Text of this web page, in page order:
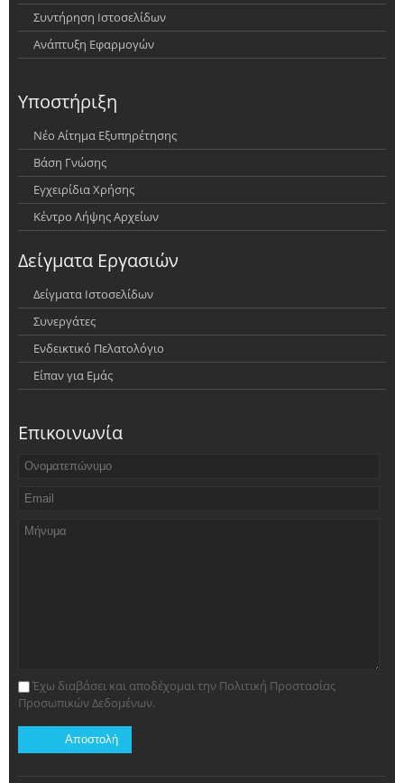
Συντήρηση Ιστοσελίδων
Ανάπτυξη Εφαρμογών
Υποστήριξη
Νέο Αίτημα Εξυπηρέτησης
Βάση Γνώσης
Εγχειρίδια Χρήσης
Κέντρο Λήψης Αρχείων
Δείγματα Εργασιών
Δείγματα Ιστοσελίδων
Συνεργάτες
Ενδεικτικό Πελατολόγιο
Είπαν για Εμάς
Επικοινωνία
Έχω διαβάσει και αποδέχομαι την Πολιτική Προστασίας
Προσωπικών Δεδομένων.